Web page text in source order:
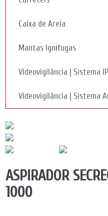
Caixa de Areia
Mantas Ignifugas
Videovigilância | Sistema IP
Videovigilância | Sistema
ASPIRADOR
1000